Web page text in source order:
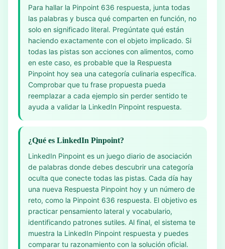
Para hallar la Pinpoint 636 respuesta, junta todas
las palabras y busca qué comparten en función, no
solo en significado literal. Pregúntate qué están
haciendo exactamente con el objeto implicado. Si
todas las pistas son acciones con alimentos, como
en este caso, es probable que la Respuesta
Pinpoint hoy sea una categoría culinaria específica.
Comprobar que tu frase propuesta pueda
reemplazar a cada ejemplo sin perder sentido te
ayuda a validar la LinkedIn Pinpoint respuesta.
¿Qué es LinkedIn Pinpoint?
LinkedIn Pinpoint es un juego diario de asociación
de palabras donde debes descubrir una categoría
oculta que conecte todas las pistas. Cada día hay
una nueva Respuesta Pinpoint hoy y un número de
reto, como la Pinpoint 636 respuesta. El objetivo es
practicar pensamiento lateral y vocabulario,
identificando patrones sutiles. Al final, el sistema te
muestra la LinkedIn Pinpoint respuesta y puedes
comparar tu razonamiento con la solución oficial.